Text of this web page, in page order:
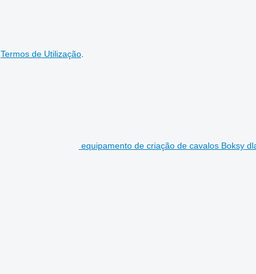
Termos de Utilização.
equipamento de criação de cavalos Boksy